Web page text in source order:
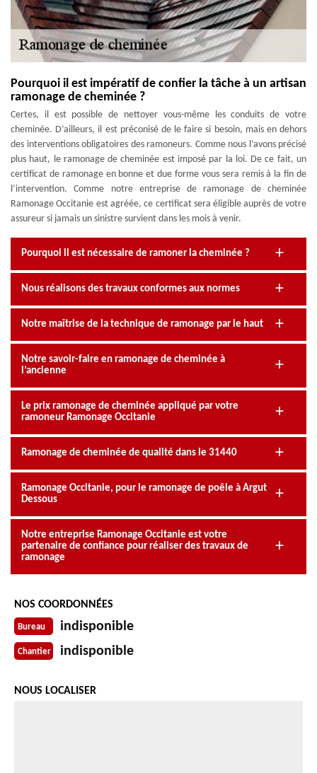
Pourquoi il est impératif de confier la tâche à un artisan
ramonage de cheminée ?
Certes, il est possible de nettoyer vous-même les conduits de votre
cheminée. D’ailleurs, il est préconisé de le faire si besoin, mais en dehors
des interventions obligatoires des ramoneurs. Comme nous l’avons précisé
plus haut, le ramonage de cheminée est imposé par la loi. De ce fait, un
certificat de ramonage en bonne et due forme vous sera remis à la fin de
l’intervention. Comme notre entreprise de ramonage de cheminée
Ramonage Occitanie est agréée, ce certificat sera éligible auprès de votre
assureur si jamais un sinistre survient dans les mois à venir.
Pourquoi il est nécessaire de ramoner la cheminée ?
Nous réalisons des travaux conformes aux normes
Notre maîtrise de la technique de ramonage par le haut
Notre savoir-faire en ramonage de cheminée à
l’ancienne
Le prix ramonage de cheminée appliqué par votre
ramoneur Ramonage Occitanie
Ramonage de cheminée de qualité dans le 31440
Ramonage Occitanie, pour le ramonage de poêle à Argut
Dessous
Notre entreprise Ramonage Occitanie est votre
partenaire de confiance pour réaliser des travaux de
ramonage
NOS COORDONNÉES
Bureau indisponible
Chantier indisponible
NOUS LOCALISER